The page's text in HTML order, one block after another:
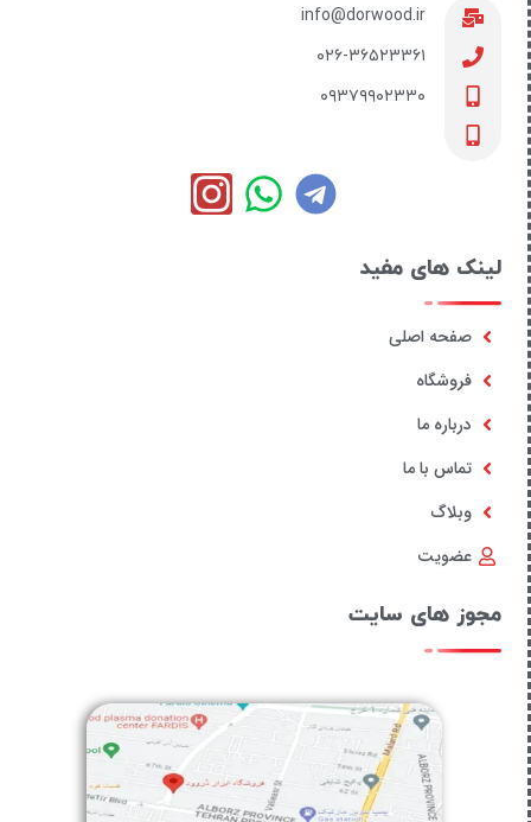
info@dorwood.ir
۰۲۶-۳۶۵۲۳۳۶۱
۰۹۳۷۹۹۰۲۳۳۰
لینک های مفید
صفحه اصلی
فروشگاه
درباره ما
تماس با ما
وبلاگ
عضویت
مجوز های سایت